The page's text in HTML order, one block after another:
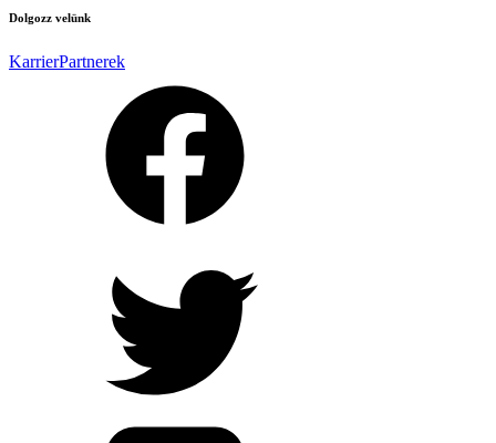
Dolgozz velünk
KarrierPartnerek